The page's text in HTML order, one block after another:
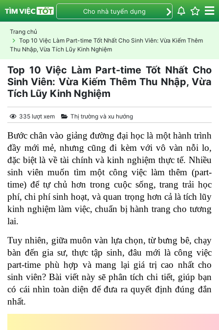
Cho nhà tuyển dụng
Trang chủ
Top 10 Việc Làm Part-time Tốt Nhất Cho Sinh Viên: Vừa Kiếm Thêm
Thu Nhập, Vừa Tích Lũy Kinh Nghiệm
Top 10 Việc Làm Part-time Tốt Nhất Cho
Sinh Viên: Vừa Kiếm Thêm Thu Nhập, Vừa
Tích Lũy Kinh Nghiệm
335 lượt xem Thị trường và xu hướng
Bước chân vào giảng đường đại học là một hành trình
đầy mới mẻ, nhưng cũng đi kèm với vô vàn nỗi lo,
đặc biệt là về tài chính và kinh nghiệm thực tế. Nhiều
sinh viên muốn tìm một công việc làm thêm (part-
time) để tự chủ hơn trong cuộc sống, trang trải học
phí, chi phí sinh hoạt, và quan trọng hơn cả là tích lũy
kinh nghiệm làm việc, chuẩn bị hành trang cho tương
lai.
Tuy nhiên, giữa muôn vàn lựa chọn, từ bưng bê, chạy
bàn đến gia sư, thực tập sinh, đâu mới là công việc
part-time phù hợp và mang lại giá trị cao nhất cho
sinh viên? Bài viết này sẽ phân tích chi tiết, giúp bạn
có cái nhìn toàn diện để đưa ra quyết định đúng đắn
nhất.